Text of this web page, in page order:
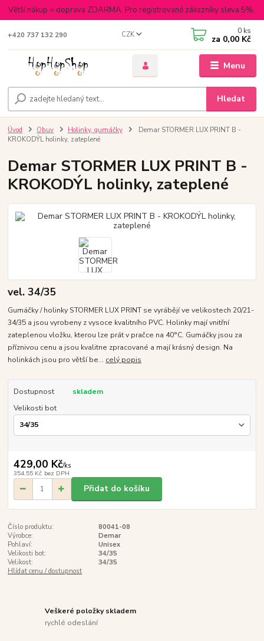
Větší nákup = doprava ZDARMA. Pro registrované zákazníky sleva 5%.
Menu
CZK
Hledat
+420 737 132 290 0 ks
za 0,00 Kč
Úvod Obuv Holinky, gumáčky
Demar STORMER LUX PRINT B -
KROKODÝL holinky, zateplené
Demar STORMER LUX PRINT B -
KROKODÝL holinky, zateplené
vel. 34/35
Gumáčky / holinky STORMER LUX PRINT se vyrábějí ve velikostech 20/21-
34/35 a jsou vyrobeny z vysoce kvalitního PVC. Holinky mají vnitřní
zateplenou vložku, kterou lze prát v pračce na 40°C. Gumáčky jsou za
příznivou cenu a jsou kvalitne zpracované a mají krásný design. Na
holinkách jsou pro větší be... celý popis
Dostupnost
skladem
Velikosti bot
429,00 Kč/ks
354,55 Kč bez DPH
Přidat do košíku
Číslo produktu:
80041-08
Výrobce:
Demar
Pohlaví:
Unisex
Velikosti bot:
34/35
Velikost:
34/35
Hlídat cenu / dostupnost
Veškeré položky skladem
rychlé odeslání